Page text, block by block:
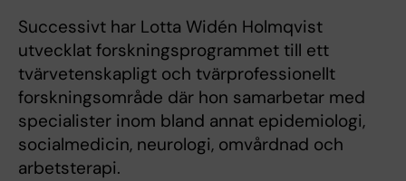
Successivt har Lotta Widén Holmqvist
utvecklat forskningsprogrammet till ett
tvärvetenskapligt och tvärprofessionellt
forskningsområde där hon samarbetar med
specialister inom bland annat epidemiologi,
socialmedicin, neurologi, omvårdnad och
arbetsterapi.